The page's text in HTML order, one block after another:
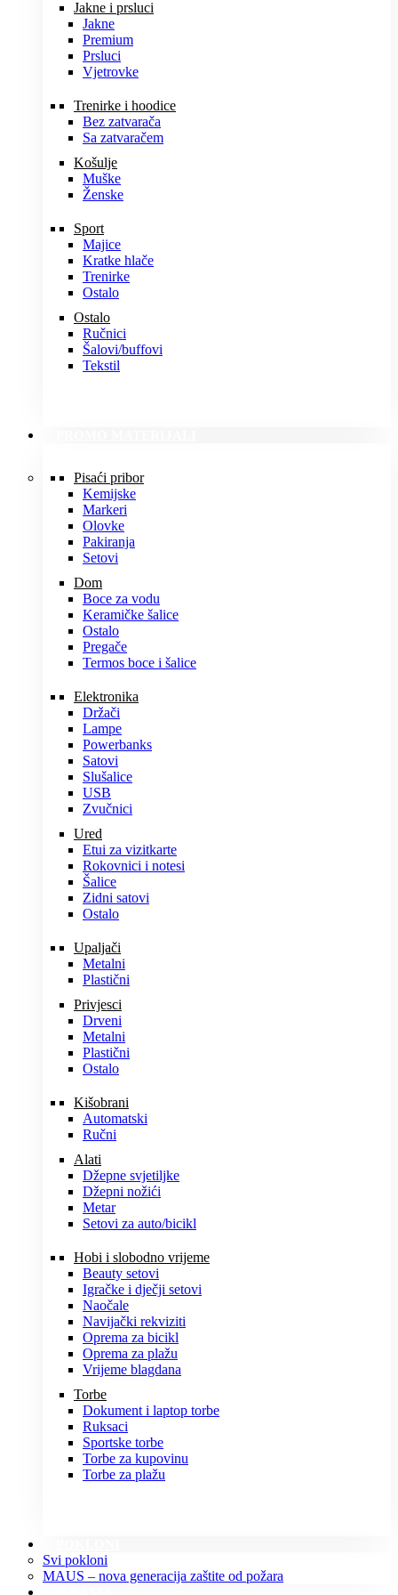
Jakne i prsluci
Jakne
Premium
Prsluci
Vjetrovke
Trenirke i hoodice
Bez zatvarača
Sa zatvaračem
Košulje
Muške
Ženske
Sport
Majice
Kratke hlače
Trenirke
Ostalo
Ostalo
Ručnici
Šalovi/buffovi
Tekstil
Pisaći pribor
Kemijske
Markeri
Olovke
Pakiranja
Setovi
Dom
Boce za vodu
Keramičke šalice
Ostalo
Pregače
Termos boce i šalice
Elektronika
Držači
Lampe
Powerbanks
Satovi
Slušalice
USB
Zvučnici
Ured
Etui za vizitkarte
Rokovnici i notesi
Šalice
Zidni satovi
Ostalo
Upaljači
Metalni
Plastični
Privjesci
Drveni
Metalni
Plastični
Ostalo
Kišobrani
Automatski
Ručni
Alati
Džepne svjetiljke
Džepni nožići
Metar
Setovi za auto/bicikl
Hobi i slobodno vrijeme
Beauty setovi
Igračke i dječji setovi
Naočale
Navijački rekviziti
Oprema za bicikl
Oprema za plažu
Vrijeme blagdana
Torbe
Dokument i laptop torbe
Ruksaci
Sportske torbe
Torbe za kupovinu
Torbe za plažu
Svi pokloni
MAUS – nova generacija zaštite od požara